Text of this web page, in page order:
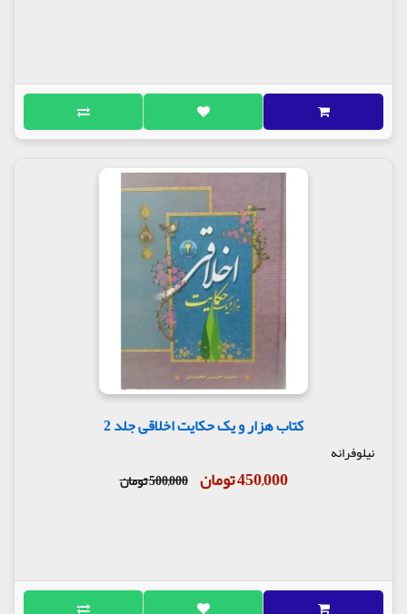
کتاب هزار و یک حکایت اخلاقی جلد 2
نیلوفرانه
450,000 تومان 500,000 تومان